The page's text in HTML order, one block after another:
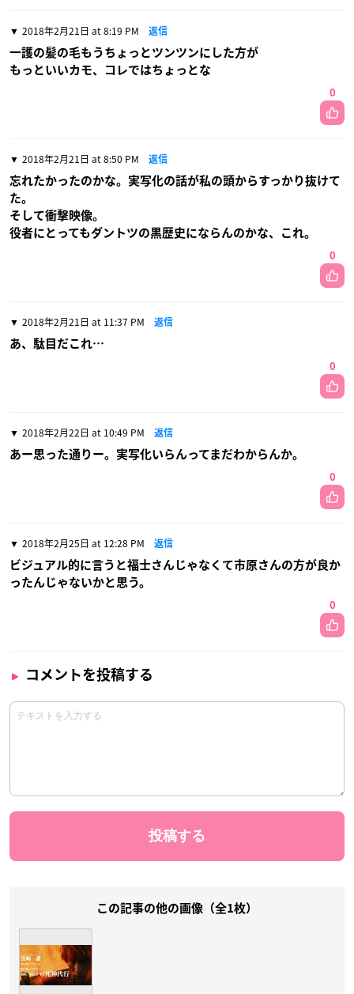
2018年2月21日 at 8:19 PM 返信
一護の髪の毛もうちょっとツンツンにした方が
もっといいカモ、コレではちょっとな
0
2018年2月21日 at 8:50 PM 返信
忘れたかったのかな。実写化の話が私の頭からすっかり抜けて
た。
そして衝撃映像。
役者にとってもダントツの黒歴史にならんのかな、これ。
0
2018年2月21日 at 11:37 PM 返信
あ、駄目だこれ…
0
2018年2月22日 at 10:49 PM 返信
あー思った通りー。実写化いらんってまだわからんか。
0
2018年2月25日 at 12:28 PM 返信
ビジュアル的に言うと福士さんじゃなくて市原さんの方が良か
ったんじゃないかと思う。
0
コメントを投稿する
この記事の他の画像（全1枚）